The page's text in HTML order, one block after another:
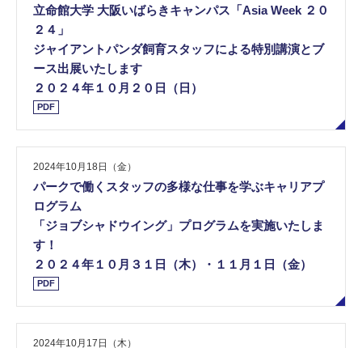
立命館大学 大阪いばらきキャンパス「Asia Week ２０
２４」
ジャイアントパンダ飼育スタッフによる特別講演とブ
ース出展いたします
２０２４年１０月２０日（日）
PDF
2024年10月18日（金）
パークで働くスタッフの多様な仕事を学ぶキャリアプ
ログラム
「ジョブシャドウイング」プログラムを実施いたしま
す！
２０２４年１０月３１日（木）・１１月１日（金）
PDF
2024年10月17日（木）